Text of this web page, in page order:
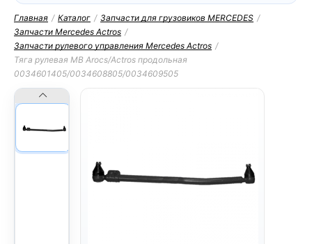
Главная / Каталог / Запчасти для грузовиков MERCEDES /
Запчасти Mercedes Actros /
Запчасти рулевого управления Mercedes Actros /
Тяга рулевая MB Arocs/Actros продольная
0034601405/0034608805/0034609505